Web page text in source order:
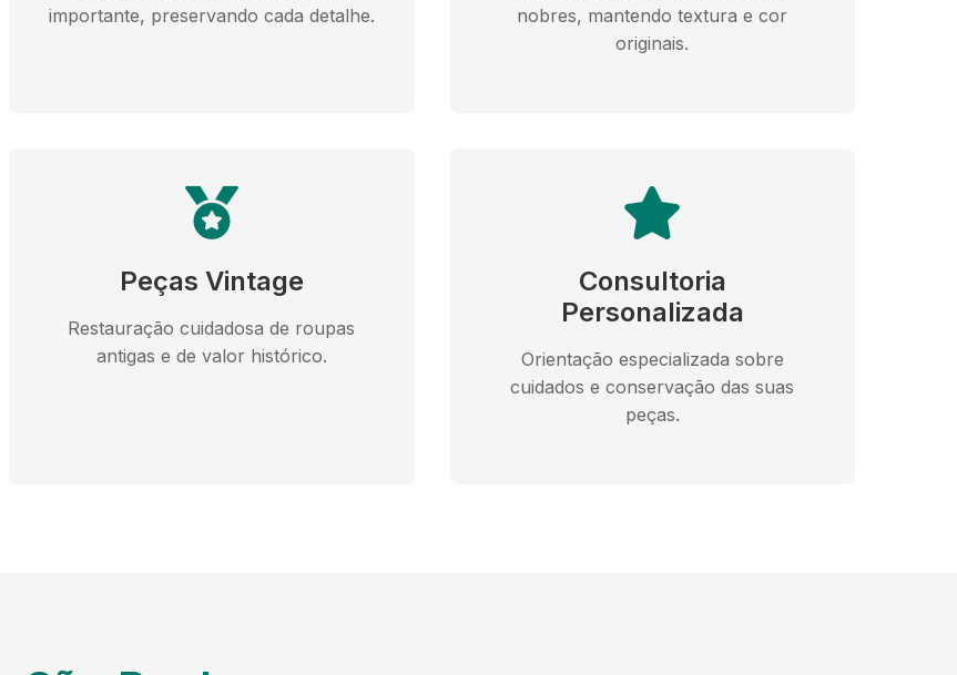
importante, preservando cada detalhe.
nobres, mantendo textura e cor
originais.
Peças Vintage
Restauração cuidadosa de roupas
antigas e de valor histórico.
Consultoria
Personalizada
Orientação especializada sobre
cuidados e conservação das suas
peças.